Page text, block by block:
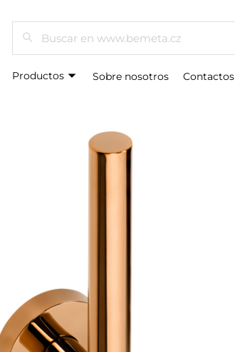
Buscar
Productos Sobre nosotros Contactos